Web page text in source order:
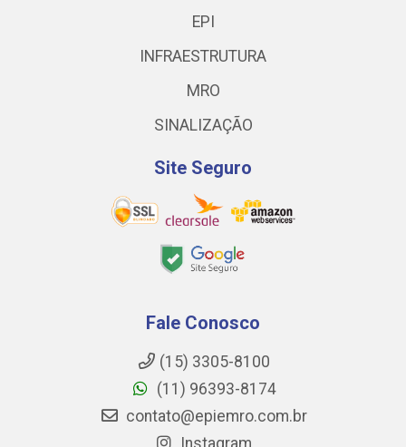
EPI
INFRAESTRUTURA
MRO
SINALIZAÇÃO
Site Seguro
Fale Conosco
(15) 3305-8100
(11) 96393-8174
contato@epiemro.com.br